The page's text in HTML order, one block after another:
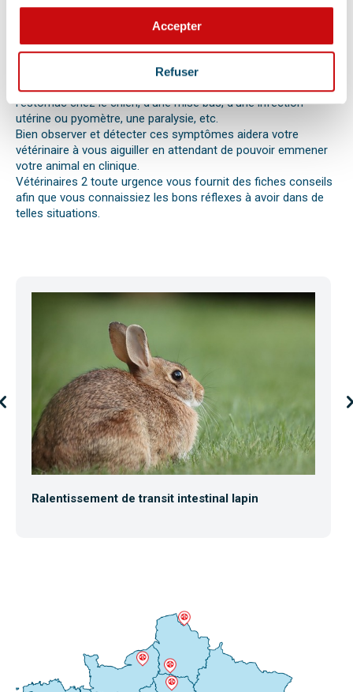
Accepter
Refuser
votre chat, chien ou autre nouvel animal de compagnie ne va
votre compagnon. Il peut s’agir en effet d’un épillet, d’une
réaction allergique avec œdème de Quincke, d’une intoxication
ou envenimation, d’un syndrome dilatation torsion de
l’estomac chez le chien, d’une mise bas, d’une infection
utérine ou pyomètre, une paralysie, etc.
Bien observer et détecter ces symptômes aidera votre
vétérinaire à vous aiguiller en attendant de pouvoir emmener
votre animal en clinique.
Vétérinaires 2 toute urgence vous fournit des fiches conseils
afin que vous connaissiez les bons réflexes à avoir dans de
telles situations.
Ralentissement de transit intestinal lapin